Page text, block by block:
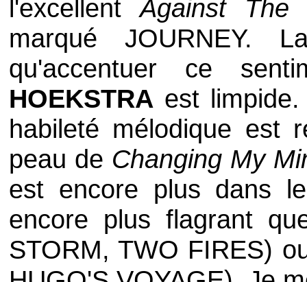
l'excellentAgainst The
marqué JOURNEY.
qu'accentuer ce
HOEKSTRA est
habileté mélodique est
peau de Changing My
est encore plus dans
encore plus flagrant
STORM,TWO FIRES)